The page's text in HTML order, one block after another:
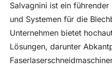
Salvagnini ist ein
und Systemen für die
Unternehmen bietet
Lösungen, darunter